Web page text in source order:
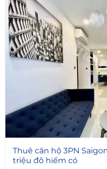
9
Thuê căn hộ 3PN
triệu đô hiếm có